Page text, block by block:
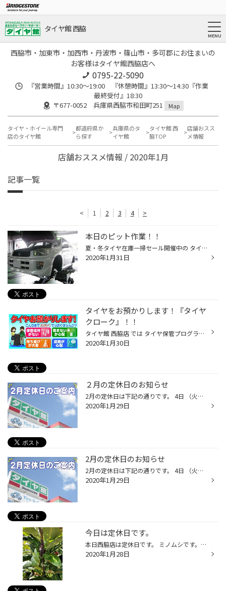
タイヤ館 西脇
西脇市・加東市・加西市・丹波市・篠山市・多可郡にお住まいの
お客様はタイヤ館西脇店へ
0795-22-5090
『営業時間』10:30～19:00 『休憩時間』13:30～14:30『作業
最終受付』18:30
〒677-0052 兵庫県西脇市和田町251
Map
タイヤ・ホイール専門
店のタイヤ館
都道府県か
ら探す
兵庫県のタ
イヤ館
タイヤ館 西
脇TOP
店舗おスス
メ情報
店舗おススメ情報 / 2020年1月
記事一覧
< 1 2 3 4 >
本日のピット作業！！
夏・冬タイヤ在庫一掃セール開催中の タイヤ館 西脇店 です！！ 本日もタイヤ交換・オイル交換で ピットはとても賑わっていました！！ こちらは TOYOTA RAV4 のタイヤ交換です。 装着タイヤは ブリヂストン デューラー H/L850 ですね。 こちらは ダイハツ タント のタイヤ交換です。 装着タイヤは ...
2020年1月31日
タイヤをお預かりします！『タイヤ
クローク』！！
タイヤ館 西脇店 では タイヤ保管プログラム『タイヤクローク』を実施しています。 『タイヤクローク』とは タイヤのプロであるタイヤ館が専用倉庫でお客様の大切なタイヤを 次の履き替え時期まで責任をもってお預かりする、 とても便利なタイヤお預かりサービスです。 ・保管するスペースが狭くて...
2020年1月30日
２月の定休日のお知らせ
2月の定休日は下記の通りです。 4日 （火曜日）定休日18日 （火曜日）定休日 25日 （火曜日）定休日 となります。 2/11（火曜日）は祝日の為、営業致します。 営業時間 AM 10:30 ~ PM 7:00
2020年1月29日
2月の定休日のお知らせ
2月の定休日は下記の通りです。 4日 （火曜日）定休日18日 （火曜日）定休日 25日 （火曜日）定休日 となります。 2/11（火曜日）は祝日の為、営業致します。 営業時間 AM 10:30 ~ PM 7:00
2020年1月29日
今日は定休日です。
本日西脇店は定休日です。 ミノムシです。発見から2週間が経ちました。 まったく変化はありません。早く出てこないかな・・・ 最近始まったパンク補償。 ４本購入頂くと入会が出来る有料補償ですがとても好評です。 ４本購入時は是非お勧めです。
2020年1月28日